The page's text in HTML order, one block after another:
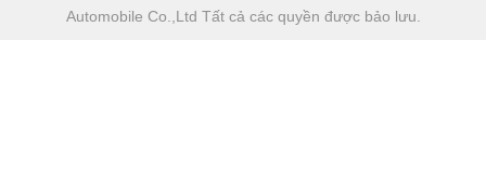
Automobile Co.,Ltd Tất cả các quyền được bảo lưu.